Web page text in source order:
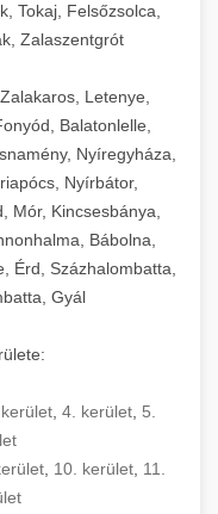
Tokaj, Felsőzsolca,
Zalaszentgrót
Letenye,
Balatonlelle,
Nyíregyháza,
Nyírbátor,
Mór, Kincsesbánya,
Bábolna,
Érd, Százhalombatta,
Gyál
4. kerület 5.
, 10. kerület, 11.